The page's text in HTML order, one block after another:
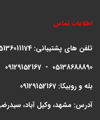
اطلاعات تماس
تلفن های پشتیبانی:
09129152167 - 05138688890
بله و روبیکا: 09129152167
آدرس: مشهد، وکیل آباد، سیدرضی 9، پلاک